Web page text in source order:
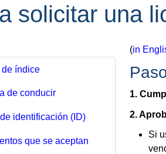
solicitar una
de índice
de conducir
identificación (ID)
que se aceptan
(in
1.
2.
Si